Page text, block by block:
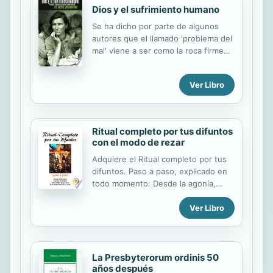
scripture.]
Dios y el sufrimiento humano
Se ha dicho por parte de algunos
autores que el llamado 'problema del
mal' viene a ser como la roca firme
ateísmo y a la vez la cuestión que
atormenta a los teólogos. En efecto,
experiencia propia y ajena de la
dramática y abrumadora presencia
del mal con sus dolorosas
consecuencias, muchas veces
extremas, nos impiden olvidar o dejar
de lado esta enconada cuestión. Más
todavía si somos cristianos, que
sabemos que Dios es Amor y Padre
Ver Libro
Ritual completo por tus difuntos
con el modo de rezar
Adquiere el Ritual completo por tus
difuntos. Paso a paso, explicado en
todo momento: Desde la agonía,
rosario, novenario… hasta el levantar
de la cruz. Intercede por la
misericordia de nuestro Señor
Santísima Virgen en este paso tan
importante de la vida. Contenido: El
día del deceso Recomendación del
Ver Libro
La Presbyterorum ordinis 50
años después